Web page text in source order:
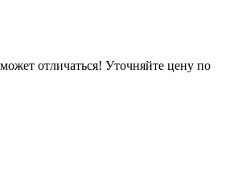
отличаться! Уточняйте цену по